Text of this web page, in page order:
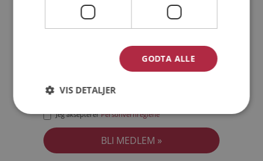
Jeg akseptererPersonvernreglene
GODTA ALLE
VIS DETALJER